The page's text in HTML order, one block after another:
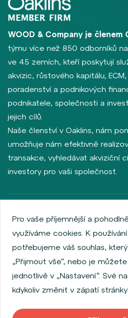
WOOD & Company je členem
týmu více než 850 odborníků
ve 45 zemích, kteří poskytují
akvizic, růstového kapitálu,
poradenství a podnikových
podnikatele, společnosti a
jejich cílů.
Naše členství v Oaklins, nám
umožňuje nám efektivně
transakce, vyhledávat akviziční
investory pro vaši společnost.
Zásady ochrany osobních údajů
Informace o emitentech
Zaměstnanecký akciový program
Povinně zveřejňované informace
Regulation S, Rule 144a
Pro vaše příjemnější a
využíváme cookies. K
potřebujeme váš souhlas,
„Přijmout vše“, nebo je
jednotlivě v „Nastavení“. Své
kdykoliv změnit v zápatí